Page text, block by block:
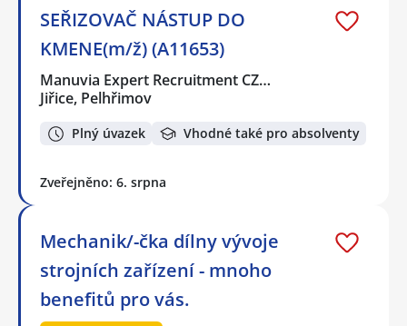
SEŘIZOVAČ NÁSTUP DO
KMENE(m/ž) (A11653)
Manuvia Expert Recruitment CZ…
Jiřice, Pelhřimov
Plný úvazek Vhodné také pro absolventy
Zveřejněno: 6. srpna
Mechanik/-čka dílny vývoje
strojních zařízení - mnoho
benefitů pro vás.